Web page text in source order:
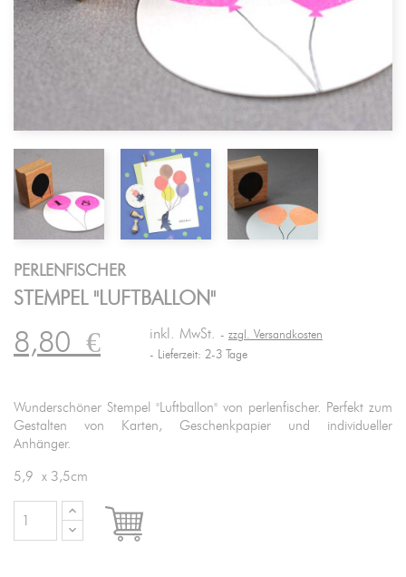
PERLENFISCHER
STEMPEL "LUFTBALLON"
8,80€ inkl. MwSt.
zzgl. Versandkosten
Lieferzeit: 2-3 Tage
Wunderschöner Stempel "Luftballon" von perlenfischer. Perfekt zum
Gestalten von Karten, Geschenkpapier und individueller
Anhänger.
5,9 x 3,5cm
